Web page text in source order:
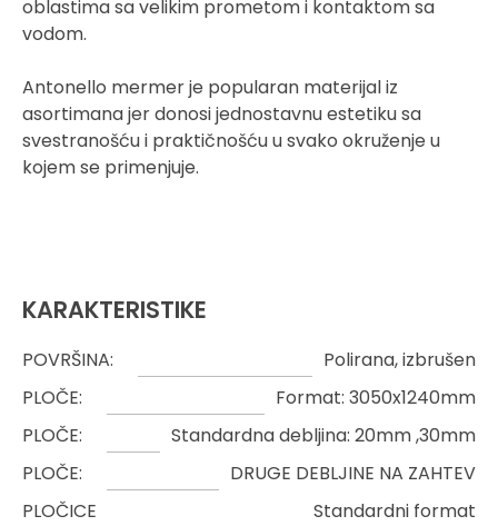
oblastima sa velikim prometom i kontaktom sa
vodom.
Antonello mermer je popularan materijal iz
asortimana jer donosi jednostavnu estetiku sa
svestranošću i praktičnošću u svako okruženje u
kojem se primenjuje.
KARAKTERISTIKE
POVRŠINA:
Polirana, izbrušen
PLOČE:
Format: 3050x1240mm
PLOČE:
Standardna debljina: 20mm ,30mm
PLOČE:
DRUGE DEBLJINE NA ZAHTEV
PLOČICE
Standardni format